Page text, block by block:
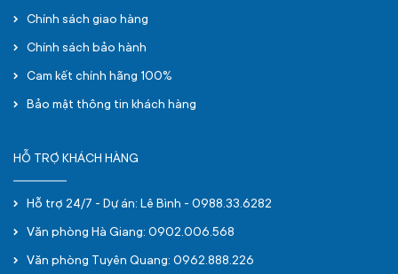
Chính sách giao hàng
Chính sách bảo hành
Cam kết chính hãng 100%
Bảo mật thông tin khách hàng
HỖ TRỢ KHÁCH HÀNG
Hỗ trợ 24/7 - Dự án: Lê Bình - 0988.33.6282
Văn phòng Hà Giang: 0902.006.568
Văn phòng Tuyên Quang: 0962.888.226